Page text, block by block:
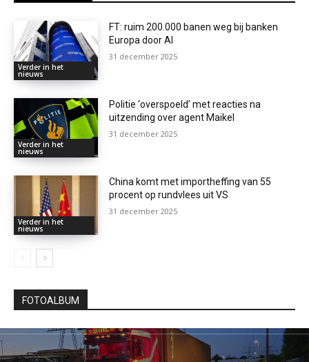
Verder in het
nieuws
FT: ruim 200.000 banen weg bij banken
Europa door AI
31 december 2025
Verder in het
nieuws
Politie ‘overspoeld’ met reacties na
uitzending over agent Maikel
31 december 2025
Verder in het
nieuws
China komt met importheffing van 55
procent op rundvlees uit VS
31 december 2025
FOTOALBUM